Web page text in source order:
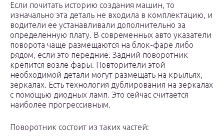
Если почитать историю создания машин, то
изначально эта деталь не входила в комплектацию, и
водители ее устанавливали дополнительно за
определенную плату. В современных авто указатели
поворота чаще размещаются на блок-фаре либо
рядом, если это передние. Задний поворотник
крепится возле фары. Повторители этой
необходимой детали могут размещать на крыльях,
зеркалах. Есть технология дублирования на зеркалах
с помощью диодных ламп. Это сейчас считается
наиболее прогрессивным.
Поворотник состоит из таких частей: